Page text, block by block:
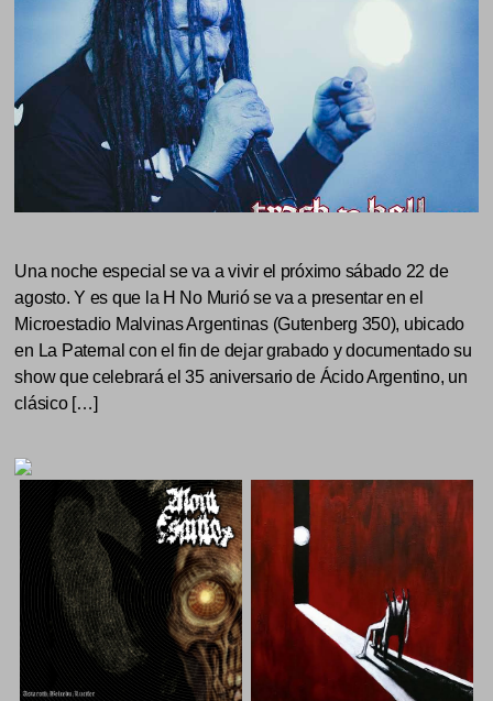
Una noche especial se va a vivir el próximo sábado 22 de
agosto. Y es que la H No Murió se va a presentar en el
Microestadio Malvinas Argentinas (Gutenberg 350), ubicado
en La Paternal con el fin de dejar grabado y documentado su
show que celebrará el 35 aniversario de Ácido Argentino, un
clásico […]